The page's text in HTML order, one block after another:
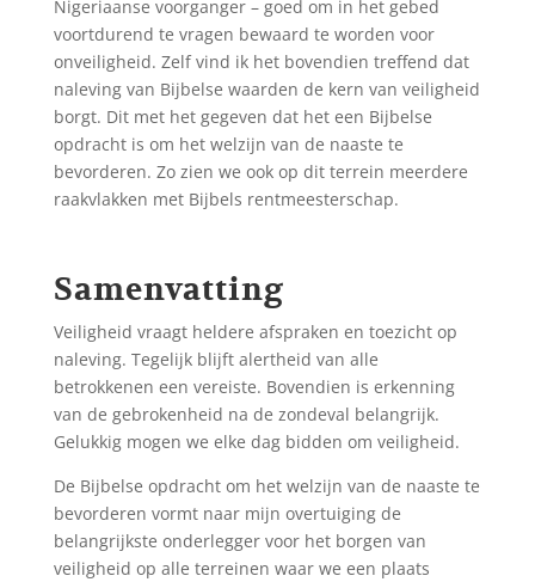
Nigeriaanse voorganger – goed om in het gebed
voortdurend te vragen bewaard te worden voor
onveiligheid. Zelf vind ik het bovendien treffend dat
naleving van Bijbelse waarden de kern van veiligheid
borgt. Dit met het gegeven dat het een Bijbelse
opdracht is om het welzijn van de naaste te
bevorderen. Zo zien we ook op dit terrein meerdere
raakvlakken met Bijbels rentmeesterschap.
Samenvatting
Veiligheid vraagt heldere afspraken en toezicht op
naleving. Tegelijk blijft alertheid van alle
betrokkenen een vereiste. Bovendien is erkenning
van de gebrokenheid na de zondeval belangrijk.
Gelukkig mogen we elke dag bidden om veiligheid.
De Bijbelse opdracht om het welzijn van de naaste te
bevorderen vormt naar mijn overtuiging de
belangrijkste onderlegger voor het borgen van
veiligheid op alle terreinen waar we een plaats